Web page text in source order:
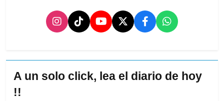
A un solo click, lea el diario de hoy
!!